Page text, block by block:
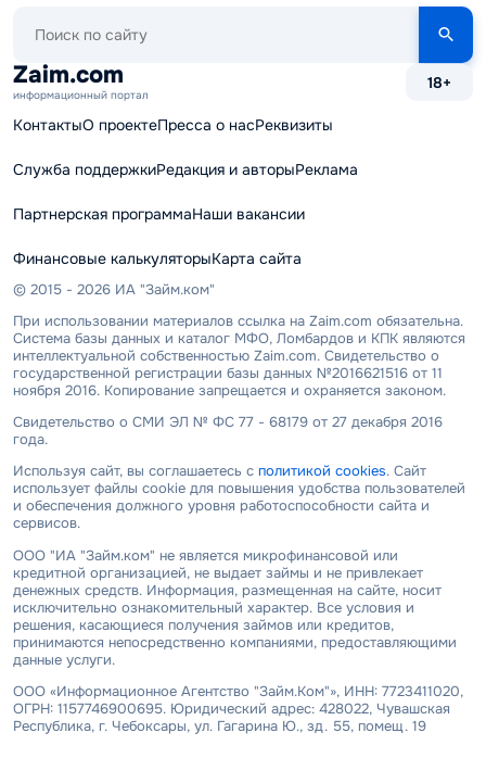
сайту
Zaim.com
информационный портал
18+
КонтактыО проектеПресса о насРеквизиты
Служба поддержкиРедакция и авторыРеклама
Партнерская программаНаши вакансии
Финансовые калькуляторыКарта сайта
© 2015 - 2026 ИА "Займ.ком"
При использовании материалов ссылка на Zaim.com обязательна.
Система базы данных и каталог МФО, Ломбардов и КПК являются
интеллектуальной собственностью Zaim.com. Свидетельство о
государственной регистрации базы данных №2016621516 от 11
ноября 2016. Копирование запрещается и охраняется законом.
Свидетельство о СМИ ЭЛ № ФС 77 - 68179 от 27 декабря 2016
года.
Используя сайт, вы соглашаетесь с политикой cookies. Сайт
использует файлы cookie для повышения удобства пользователей
и обеспечения должного уровня работоспособности сайта и
сервисов.
ООО "ИА "Займ.ком" не является микрофинансовой или
кредитной организацией, не выдает займы и не привлекает
денежных средств. Информация, размещенная на сайте, носит
исключительно ознакомительный характер. Все условия и
решения, касающиеся получения займов или кредитов,
принимаются непосредственно компаниями, предоставляющими
данные услуги.
ООО «Информационное Агентство "Займ.Ком"», ИНН: 7723411020,
ОГРН: 1157746900695. Юридический адрес: 428022, Чувашская
Республика, г. Чебоксары, ул. Гагарина Ю., зд. 55, помещ. 19